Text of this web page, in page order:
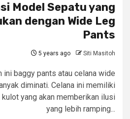
Model Sepatu yang
dengan Wide Leg
Pants
5 years ago Siti Masitoh
ini baggy pants atau celana wide
diminati. Celana ini memiliki
yang akan memberikan ilusi
yang lebih ramping...